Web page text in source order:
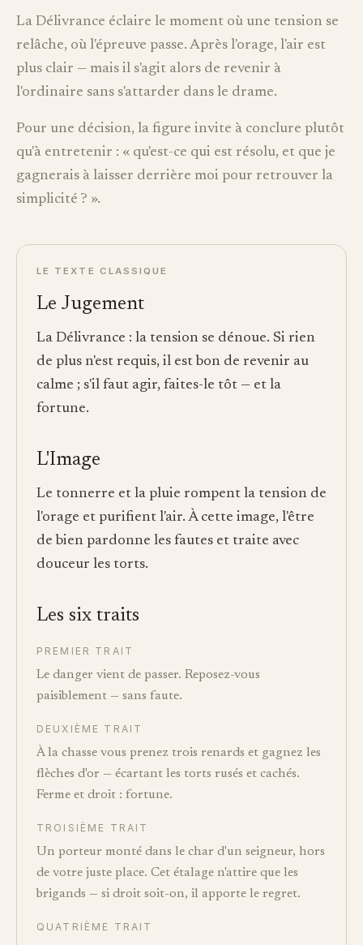
La Délivrance éclaire le moment où une tension se
relâche, où l'épreuve passe. Après l'orage, l'air est
plus clair — mais il s'agit alors de revenir à
l'ordinaire sans s'attarder dans le drame.
Pour une décision, la figure invite à conclure plutôt
qu'à entretenir : « qu'est-ce qui est résolu, et que je
gagnerais à laisser derrière moi pour retrouver la
simplicité ? ».
LE TEXTE CLASSIQUE
Le Jugement
La Délivrance : la tension se dénoue. Si rien
de plus n'est requis, il est bon de revenir au
calme ; s'il faut agir, faites-le tôt — et la
fortune.
L'Image
Le tonnerre et la pluie rompent la tension de
l'orage et purifient l'air. À cette image, l'être
de bien pardonne les fautes et traite avec
douceur les torts.
Les six traits
PREMIER TRAIT
Le danger vient de passer. Reposez-vous
paisiblement — sans faute.
DEUXIÈME TRAIT
À la chasse vous prenez trois renards et gagnez les
flèches d'or — écartant les torts rusés et cachés.
Ferme et droit : fortune.
TROISIÈME TRAIT
Un porteur monté dans le char d'un seigneur, hors
de votre juste place. Cet étalage n'attire que les
brigands — si droit soit-on, il apporte le regret.
QUATRIÈME TRAIT